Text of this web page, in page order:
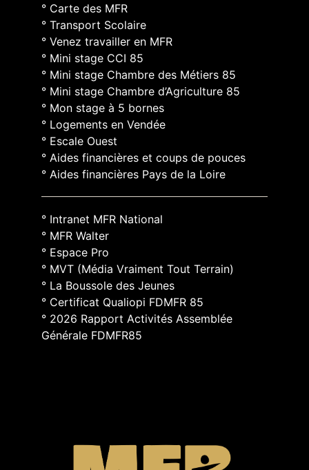
° Carte des MFR
° Transport Scolaire
° Venez travailler en MFR
° Mini stage CCI 85
° Mini stage Chambre des Métiers 85
° Mini stage Chambre d’Agriculture 85
° Mon stage à 5 bornes
° Logements en Vendée
° Escale Ouest
° Aides financières et coups de pouces
° Aides financières Pays de la Loire
° Intranet MFR National
° MFR Walter
° Espace Pro
° MVT (Média Vraiment Tout Terrain)
° La Boussole des Jeunes
° Certificat Qualiopi FDMFR 85
° 2026 Rapport Activités Assemblée
Générale FDMFR85